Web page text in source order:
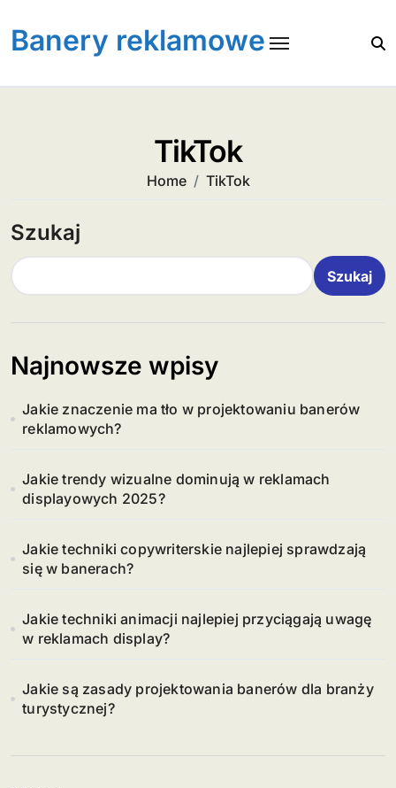
content
Banery reklamowe
TikTok
Home TikTok
Szukaj
Szukaj
Najnowsze wpisy
Jakie znaczenie ma tło w projektowaniu banerów
reklamowych?
Jakie trendy wizualne dominują w reklamach
displayowych 2025?
Jakie techniki copywriterskie najlepiej sprawdzają
się w banerach?
Jakie techniki animacji najlepiej przyciągają uwagę
w reklamach display?
Jakie są zasady projektowania banerów dla branży
turystycznej?